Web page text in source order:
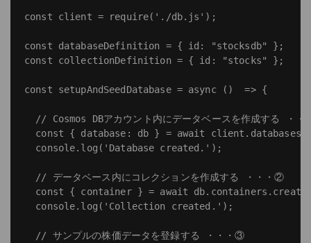
const client = require('./db.js');
const databaseDefinition = { id: "stocksdb" };
const collectionDefinition = { id: "stocks" };
const setupAndSeedDatabase = async ()  => {
// Cosmos DBアカウント内にデータベースを作成する ・
const { database: db } = await
  console.log('Database created.');
  // データベース内にコレクションを作成する ・・・②
const { container } = await
  console.log('Collection created.');
  // サンプルの株価データを登録する ・・・③